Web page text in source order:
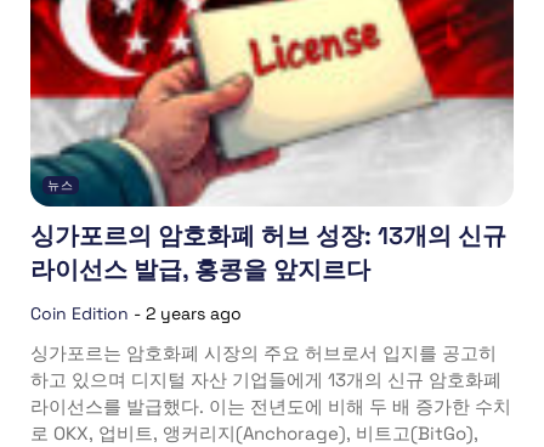
뉴스
싱가포르의 암호화폐 허브 성장: 13개의 신규
라이선스 발급, 홍콩을 앞지르다
Coin Edition - 2 years ago
싱가포르는 암호화폐 시장의 주요 허브로서 입지를 공고히
하고 있으며 디지털 자산 기업들에게 13개의 신규 암호화폐
라이선스를 발급했다. 이는 전년도에 비해 두 배 증가한 수치
로 OKX, 업비트, 앵커리지(Anchorage), 비트고(BitGo),